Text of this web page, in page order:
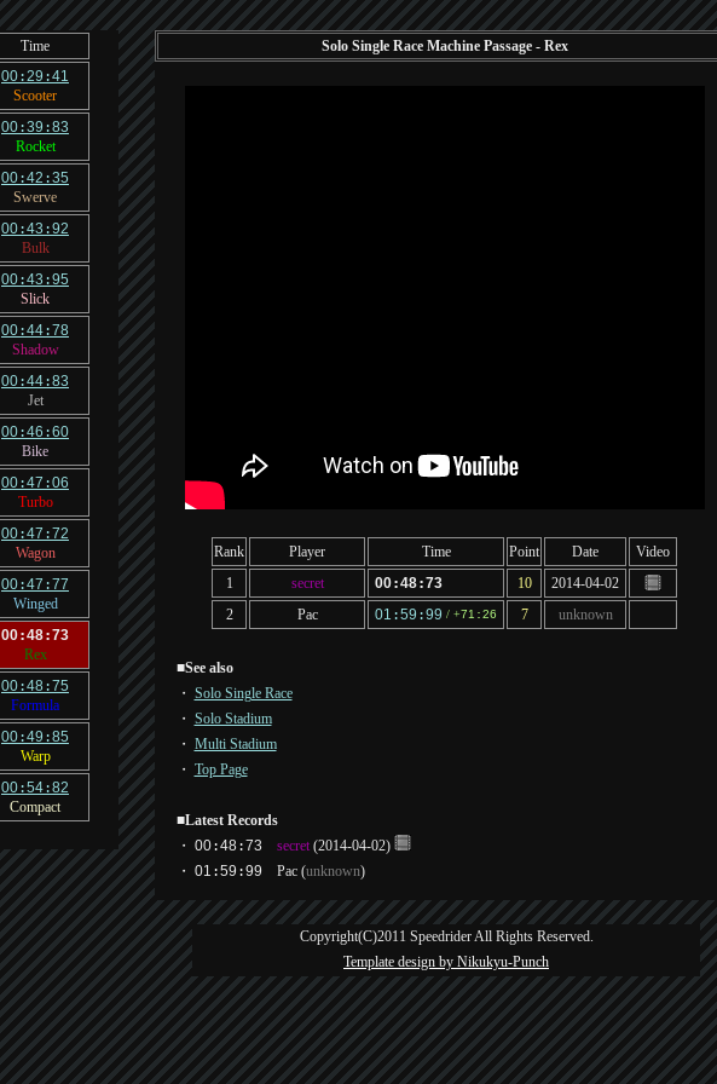
Time
00:29 :41
Scooter
00:39 :83
Rocket
00:42 :35
Swerve
00:43 :92
Bulk
00:43 :95
Slick
00:44:78
Shadow
00:44:83
Jet
00:46 :60
Bike
00:47 :06
Turbo
00:47 :72
Wagon
00:47 :77
Winged
00:48:73
Rex
00:48:75
Formula
00:49 :85
Warp
00:54:82
Compact
Solo Single Race Machine Passage - Rex
Rank Player Time Point Date
Video
1
secret 00:48:73 10
2014-04-02
2
Pac 01 :59 :99 / +71 :26 7 unknown
■See also
・ Solo Single Race
・ Solo Stadium
・ Multi Stadium
・ Top Page
■Latest Records
・ 00:48:73 secret(2014-04-02)
・ 01 :59 :99 Pac(unknown)
Copyright(C)2011 Speedrider All Rights Reserved.
Template design by Nikukyu-Punch